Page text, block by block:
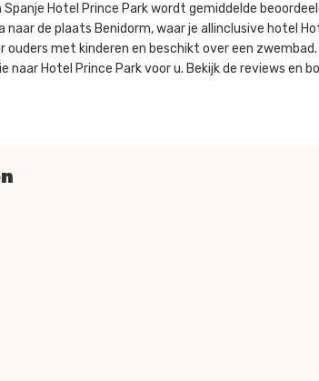
Spanje Hotel Prince Park wordt gemiddelde
de plaats Benidorm, waar je allinclusive hotel
met kinderen en beschikt over een zwembad.
naar Hotel Prince Park voor u. Bekijk de reviews en